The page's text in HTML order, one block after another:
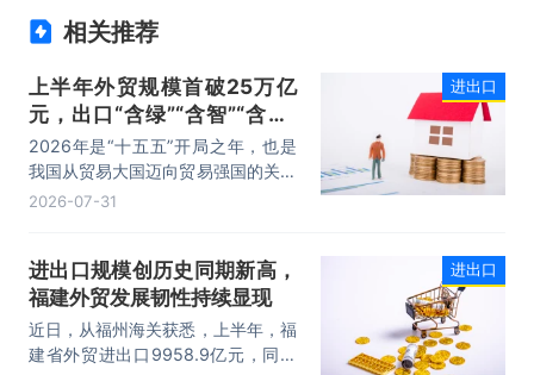
相关推荐
上半年外贸规模首破25万亿
元，出口“含绿”“含智”“含新”
量稳步攀升
2026年是“十五五”开局之年，也是
我国从贸易大国迈向贸易强国的关键
时期。上半年，我国进出口规模历史
品为代表的高附加值产品出口占比显
著提升，成为外贸提质增效的核心引
擎，为加快建设贸易强国注入了强劲
动力。
2026-07-31
进出口
进出口规模创历史同期新高，
福建外贸发展韧性持续显现
近日，从福州海关获悉，上半年，福
建省外贸进出口9958.9亿元，同比
进出口